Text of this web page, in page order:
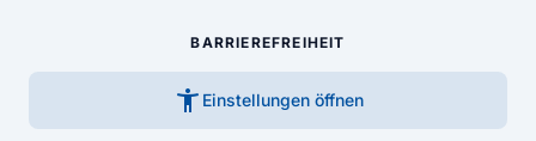
BARRIEREFREIHEIT
accessibility_new Einstellungen öffnen